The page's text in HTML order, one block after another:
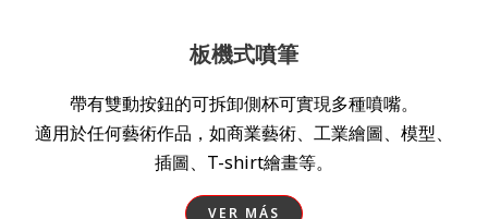
板機式噴筆
帶有雙動按鈕的可拆卸側杯可實現多種噴嘴。
適用於任何藝術作品，如商業藝術、工業繪圖、模型、
插圖、T-shirt繪畫等。
VER MÁS